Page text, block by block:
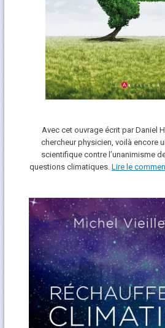
Avec cet ouvrage écrit par Daniel
chercheur physicien, voilà encore
scientifique contre l’unanimisme
questions climatiques. Lire le